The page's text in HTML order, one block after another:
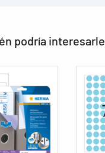
podría interesarle